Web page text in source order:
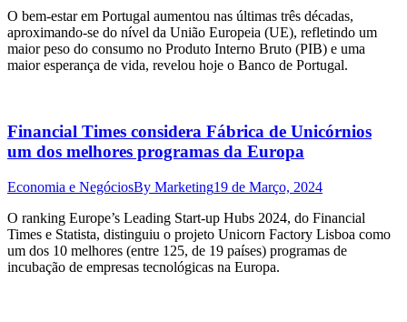
O bem-estar em Portugal aumentou nas últimas três décadas,
aproximando-se do nível da União Europeia (UE), refletindo um
maior peso do consumo no Produto Interno Bruto (PIB) e uma
maior esperança de vida, revelou hoje o Banco de Portugal.
Financial Times considera Fábrica de Unicórnios
um dos melhores programas da Europa
Economia e NegóciosBy Marketing19 de Março, 2024
O ranking Europe’s Leading Start-up Hubs 2024, do Financial
Times e Statista, distinguiu o projeto Unicorn Factory Lisboa como
um dos 10 melhores (entre 125, de 19 países) programas de
incubação de empresas tecnológicas na Europa.